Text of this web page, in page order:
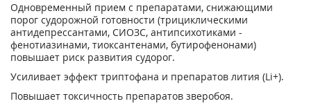
Одновременный прием с препаратами, снижающими
порог судорожной готовности (трициклическими
антидепрессантами, СИОЗС, антипсихотиками -
фенотиазинами, тиоксантенами, бутирофенонами)
повышает риск развития судорог.
Усиливает эффект триптофана и препаратов лития (Li+).
Повышает токсичность препаратов зверобоя.